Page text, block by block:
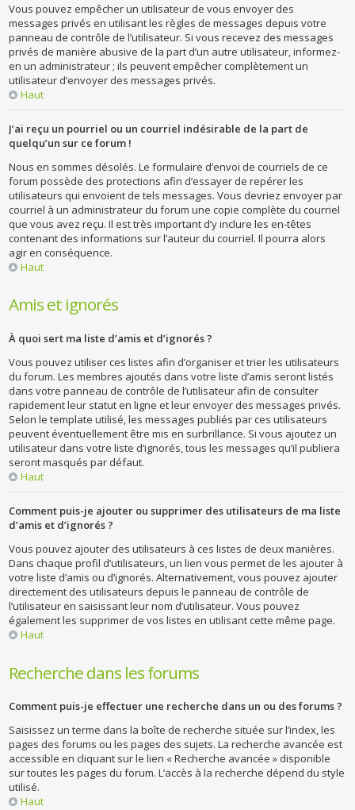
Vous pouvez empêcher un utilisateur de vous envoyer des
messages privés en utilisant les règles de messages depuis votre
panneau de contrôle de l’utilisateur. Si vous recevez des messages
privés de manière abusive de la part d’un autre utilisateur, informez-
en un administrateur ; ils peuvent empêcher complètement un
utilisateur d’envoyer des messages privés.
Haut
J’ai reçu un pourriel ou un courriel indésirable de la part de
quelqu’un sur ce forum !
Nous en sommes désolés. Le formulaire d’envoi de courriels de ce
forum possède des protections afin d’essayer de repérer les
utilisateurs qui envoient de tels messages. Vous devriez envoyer par
courriel à un administrateur du forum une copie complète du courriel
que vous avez reçu. Il est très important d’y inclure les en-têtes
contenant des informations sur l’auteur du courriel. Il pourra alors
agir en conséquence.
Haut
Amis et ignorés
À quoi sert ma liste d’amis et d’ignorés ?
Vous pouvez utiliser ces listes afin d’organiser et trier les utilisateurs
du forum. Les membres ajoutés dans votre liste d’amis seront listés
dans votre panneau de contrôle de l’utilisateur afin de consulter
rapidement leur statut en ligne et leur envoyer des messages privés.
Selon le template utilisé, les messages publiés par ces utilisateurs
peuvent éventuellement être mis en surbrillance. Si vous ajoutez un
utilisateur dans votre liste d’ignorés, tous les messages qu’il publiera
seront masqués par défaut.
Haut
Comment puis-je ajouter ou supprimer des utilisateurs de ma liste
d’amis et d’ignorés ?
Vous pouvez ajouter des utilisateurs à ces listes de deux manières.
Dans chaque profil d’utilisateurs, un lien vous permet de les ajouter à
votre liste d’amis ou d’ignorés. Alternativement, vous pouvez ajouter
directement des utilisateurs depuis le panneau de contrôle de
l’utilisateur en saisissant leur nom d’utilisateur. Vous pouvez
également les supprimer de vos listes en utilisant cette même page.
Haut
Recherche dans les forums
Comment puis-je effectuer une recherche dans un ou des forums ?
Saisissez un terme dans la boîte de recherche située sur l’index, les
pages des forums ou les pages des sujets. La recherche avancée est
accessible en cliquant sur le lien « Recherche avancée » disponible
sur toutes les pages du forum. L’accès à la recherche dépend du style
utilisé.
Haut